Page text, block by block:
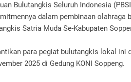
Bulutangkis Seluruh Indonesia
dalam pembinaan olahraga
Satria Muda Se-Kabupaten
para pegiat bulutangkis lokal ini
2025 di Gedung KONI Soppeng.